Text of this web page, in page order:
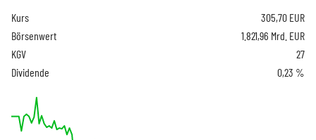
Kurs 305,70 EUR
Börsenwert
1.821,96 Mrd. EUR
KGV
27
Dividende
0,23 %